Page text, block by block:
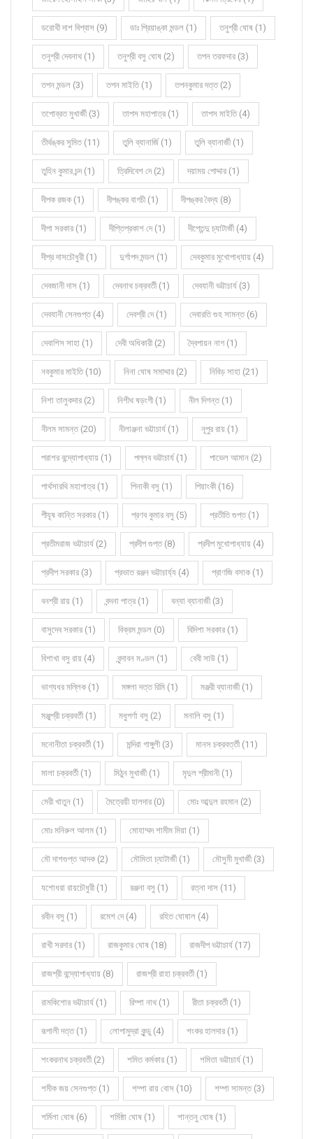
ডরোথী দাশ বিশ্বাস (9) ডাঃ প্রিয়াঙ্কা মন্ডল (1) তনুশ্রী ঘোষ (1)
তনুশ্রী দেবনাথ (1) তনুশ্রী বসু ঘোষ (2) তপন তরফদার (3)
তপন মন্ডল (3) তপন মাইতি (1) তপনকুমার দত্ত (2)
তপোব্রত মুখার্জী (3) তাপস মহাপাত্র (1) তাপস মাইতি (4)
তীর্থঙ্কর সুমিত (11) তুলি ব্যানার্জি (1) তুলি ব্যানার্জী (1)
তুহিন কুমার চন্দ (1) ত্রিদিবেশ দে (2) দয়াময় পোদ্দার (1)
দীপক রজক (1) দীপঙ্কর বাগচী (1) দীপঙ্কর বৈদ্য (8)
দীপা সরকার (1) দীপ্তিপ্রকাশ দে (1) দীপ্তেন্দু চ্যাটার্জী (4)
দীপ্র দাসচৌধুরী (1) দুর্গাপদ মন্ডল (1) দেবকুমার মুখোপাধ্যায় (4)
দেবজানী দাস (1) দেবনাথ চক্রবর্তী (1) দেবযানী ভট্টাচার্য (3)
দেবযানী সেনগুপ্ত (4) দেবশ্রী দে (1) দেবারতি গুহ সামন্ত (6)
দেবাশিস সাহা (1) দেবী অধিকারী (2) দ্বৈপায়ন নাগ (1)
নবকুমার মাইতি (10) নিনা ঘোষ সমাদ্দার (2) নিবিড় সাহা (21)
নিশা তালুকদার (2) নিশীথ ষড়ংগী (1) নীল দিগন্ত (1)
নীলম সামন্ত (20) নীলাঞ্জনা ভট্টাচার্য (1) নূপুর রায় (1)
পরাশর বন্দ্যোপাধ্যায় (1) পল্লব ভট্টাচার্য (1) পাভেল আমান (2)
পার্থসারথি মহাপাত্র (1) পিনাকী বসু (1) পিয়াংকী (16)
পীযূষ কান্তি সরকার (1) প্রণব কুমার বসু (5) প্রতীতি গুপ্ত (1)
প্রতীমরাজ ভট্টাচার্য (2) প্রদীপ গুপ্ত (8) প্রদীপ মুখোপাধ্যায় (4)
প্রদীপ সরকার (3) প্রভাত রঞ্জন ভট্টাচার্য্য (4) প্রাণজি বসাক (1)
বনশ্রী রায় (1) বন্দনা পাত্র (1) বন্যা ব্যানার্জী (3)
বাসুদেব সরকার (1) বিক্রম মন্ডল (0) বিদিশা সরকার (1)
বিশাখা বসু রায় (4) বৃন্দাবন মণ্ডল (1) বেবী সাউ (1)
ভাগ্যধর মল্লিক (1) মঙ্গলা দত্ত রিমি (1) মঞ্জরী ব্যানার্জী (1)
মঞ্জুশ্রী চক্রবর্তী (1) মধুপর্ণা বসু (2) মনালি বসু (1)
মনোনীতা চক্রবর্তী (1) মন্দিরা গাঙ্গুলী (3) মানস চক্রবর্ত্তী (11)
মালা চক্রবর্তী (1) মিঠুন মুখার্জী (1) মৃদুল শ্রীমানী (1)
মেরী খাতুন (1) মৈত্রেয়ী হালদার (0) মোঃ আব্দুল রহমান (2)
মোঃ মনিরুল আলম (1) মোহাম্মদ শামীম মিয়া (1)
মৌ দাশগুপ্ত আদক (2) মৌমিতা চ্যাটার্জী (1) মৌসুমী মুখার্জী (3)
যশোধরা রায়চৌধুরী (1) রঞ্জনা বসু (1) রত্না দাস (11)
রবীন বসু (1) রমেশ দে (4) রহিত ঘোষাল (4)
রাখী সরদার (1) রাজকুমার ঘোষ (18) রাজদীপ ভট্টাচার্য (17)
রাজশ্রী বন্দ্যোপাধ্যায় (8) রাজশ্রী রাহা চক্রবর্তী (1)
রামকিশোর ভট্টাচার্য (1) রিম্পা নাথ (1) রীতা চক্রবর্তী (1)
রূপালী দত্ত (1) লোপামুদ্রা কুন্ডু (4) শংকর হালদার (1)
শংকরনাথ চক্রবর্তী (2) শমিত কর্মকার (1) শমিতা ভট্টাচার্য (1)
শমীক জয় সেনগুপ্ত (1) শম্পা রায় বোস (10) শম্পা সামন্ত (3)
শর্মিলা ঘোষ (6) শর্মিষ্ঠা ঘোষ (1) শান্তনু ঘোষ (1)